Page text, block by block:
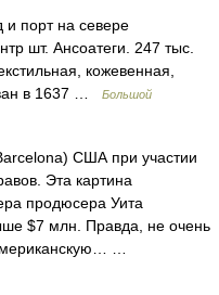
порт на севере
шт. Ансоатеги. 247 тыс.
кожевенная,
в 1637 …
Большой
США при участии
Эта картина
продюсера Уита
$7 млн. Правда, не очень
…